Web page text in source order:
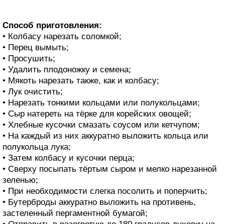
Способ приготовления:
• Колбасу нарезать соломкой;
• Перец вымыть;
• Просушить;
• Удалить плодоножку и семена;
• Мякоть нарезать также, как и колбасу;
• Лук очистить;
• Нарезать тонкими кольцами или полукольцами;
• Сыр натереть на тёрке для корейских овощей;
• Хлебные кусочки смазать соусом или кетчупом;
• На каждый из них аккуратно выложить кольца или
полукольца лука;
• Затем колбасу и кусочки перца;
• Сверху посыпать тёртым сыром и мелко нарезанной
зеленью;
• При необходимости слегка посолить и поперчить;
• Бутерброды аккуратно выложить на противень,
застеленный пергаментной бумагой;